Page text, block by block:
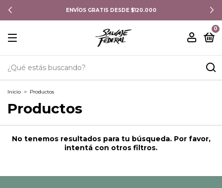
ENVÍOS GRATIS DESDE $120.000
0
Inicio > Productos
Productos
No tenemos resultados para tu búsqueda. Por favor,
intentá con otros filtros.